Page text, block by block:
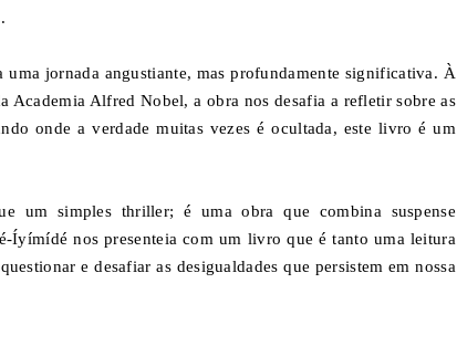
jornada angustiante, mas profundamente significativa. À
Academia Alfred Nobel, a obra nos desafia a refletir sobre as
onde a verdade muitas vezes é ocultada, este livro é um
um simples thriller; é uma obra que combina suspense
nos presenteia com um livro que é tanto uma leitura
e desafiar as desigualdades que persistem em nossa